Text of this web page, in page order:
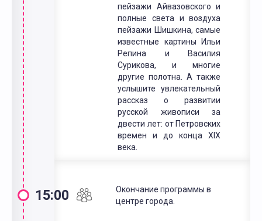
пейзажи Айвазовского и
полные света и воздуха
пейзажи Шишкина, самые
известные картины Ильи
Репина и Василия
Сурикова, и многие
другие полотна. А также
услышите увлекательный
рассказ о развитии
русской живописи за
двести лет: от Петровских
времен и до конца XIX
века.
15:00
Окончание программы в
центре города.